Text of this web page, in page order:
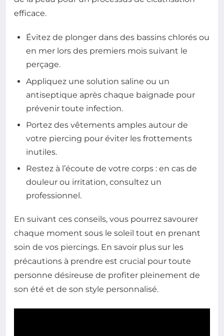
efficace.
Évitez de plonger dans des bassins chlorés ou
en mer lors des premiers mois suivant le
perçage.
Appliquez une solution saline ou un
antiseptique après chaque baignade pour
prévenir toute infection.
Portez des vêtements amples autour de
votre piercing pour éviter les frottements
inutiles.
Restez à l’écoute de votre corps : en cas de
douleur ou irritation, consultez un
professionnel.
En suivant ces conseils, vous pourrez savourer
chaque moment sous le soleil tout en prenant
soin de vos piercings. En savoir plus sur les
précautions à prendre est crucial pour toute
personne désireuse de profiter pleinement de
son été et de son style personnalisé.